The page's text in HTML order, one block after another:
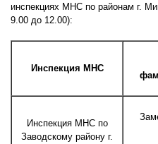
инспекциях МНС по районам г.
9.00 до 12.00):
Инспекция МНС
Инспекция МНС по
Заводскому району г.